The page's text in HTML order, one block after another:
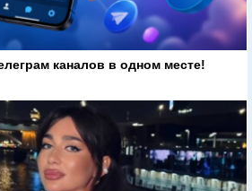
каналов в одном месте!